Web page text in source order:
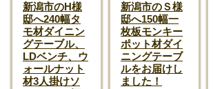
新潟市のH様
邸へ240幅タ
モ材ダイニン
グテーブル、
LDベンチ、ウ
ォールナット
材3人掛けソ
新潟市のＳ様
邸へ150幅一
枚板モンキー
ポット材ダイ
ニングテーブ
ルをお届けし
ました！